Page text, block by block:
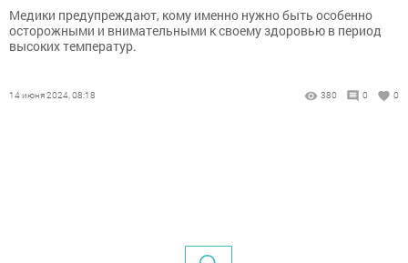
Медики предупреждают, кому именно нужно быть особенно
осторожными и внимательными к своему здоровью в период
высоких температур.
14 июня 2024, 08:18 380 0 0